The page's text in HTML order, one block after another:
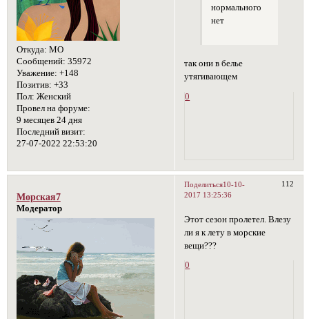
Откуда: МО
Сообщений: 35972
Уважение: +148
Позитив: +33
Пол: Женский
Провел на форуме:
9 месяцев 24 дня
Последний визит:
27-07-2022 22:53:20
нормального
нет
так они в белье
утягивающем
0
Поделиться 112
10-10-
2017 13:25:36
Морская7
Модератор
Этот сезон пролетел. Влезу
ли я к лету в морские
вещи???
0